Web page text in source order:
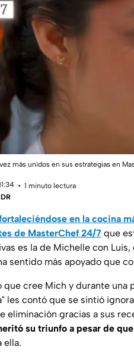
más unidos en sus estrategias en
1 minuto lectura
en la cocina
de MasterChef 24/7 que
es la de Michelle con
sentido más apoyado que
que cree Mich y durante
les contó que se sintió
eliminación gracias a sus
su triunfo a pesar de
ella.